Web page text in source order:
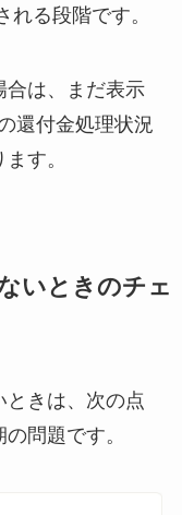
れる段階です。
合は、まだ表示
還付金処理状況
す。
いときのチェ
ときは、次の点
問題です。